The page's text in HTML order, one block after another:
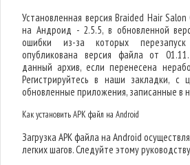
Установленная версия Braided Hair
на Андроид - 2.5.5, в обновленной
ошибки из-за которых
опубликована версия файла от
данный архив, если перенесена
Регистрируйтесь в наши закладки, с
обновленные приложения, записанные в
Как установить APK файл на Android
Загрузка APK файла на Android
легких шагов. Следуйте этому